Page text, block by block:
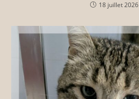
18 juillet 2026